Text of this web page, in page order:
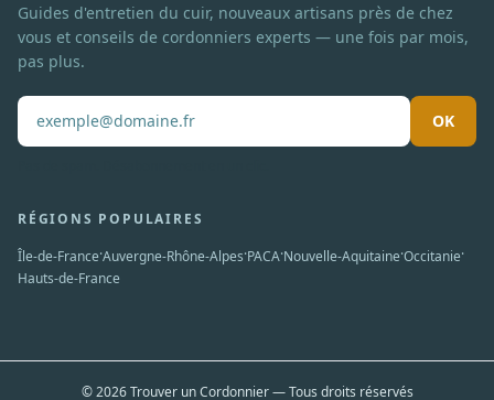
Guides d'entretien du cuir, nouveaux artisans près de chez
vous et conseils de cordonniers experts — une fois par mois,
pas plus.
OK
RÉGIONS POPULAIRES
Île-de-France·Auvergne-Rhône-Alpes·PACA·Nouvelle-Aquitaine·Occitanie·
Hauts-de-France
© 2026 Trouver un Cordonnier — Tous droits réservés